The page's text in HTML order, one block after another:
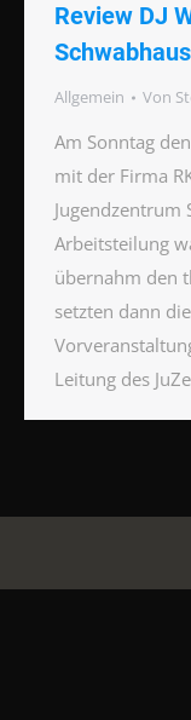
Review DJ
Allgemein Von
Am Sonntag
mit der Firma
Jugendzentrum
Arbeitsteilung
übernahm den
setzten dann
Leitung des